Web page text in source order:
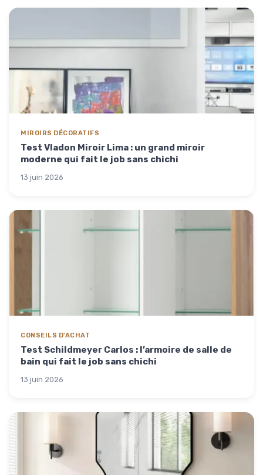
MIROIRS DÉCORATIFS
Test Vladon Miroir Lima : un grand miroir
moderne qui fait le job sans chichi
13 juin 2026
CONSEILS D'ACHAT
Test Schildmeyer Carlos : l’armoire de salle de
bain qui fait le job sans chichi
13 juin 2026